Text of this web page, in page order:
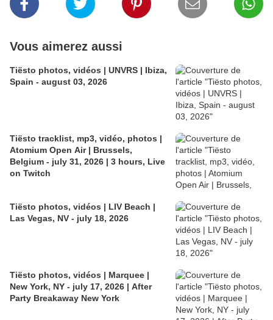
Vous aimerez aussi
Tiësto photos, vidéos | UNVRS | Ibiza,
Spain - august 03, 2026
Tiësto tracklist, mp3, vidéo, photos |
Atomium Open Air | Brussels,
Belgium - july 31, 2026 | 3 hours, Live
on Twitch
Tiësto photos, vidéos | LIV Beach |
Las Vegas, NV - july 18, 2026
Tiësto photos, vidéos | Marquee |
New York, NY - july 17, 2026 | After
Party Breakaway New York